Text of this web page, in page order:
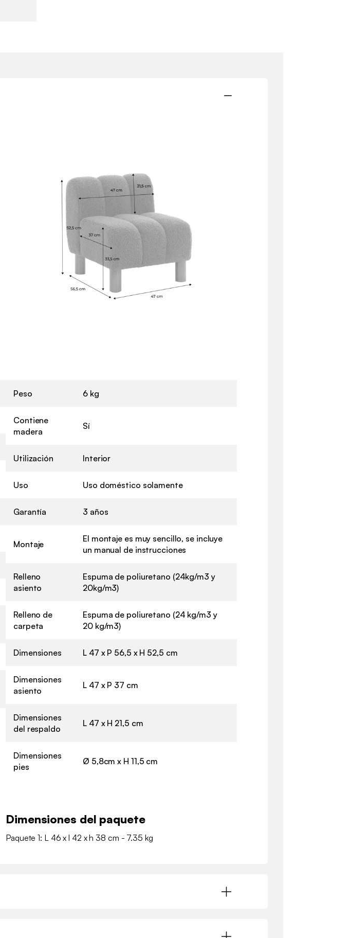
Peso 6 kg
Contiene
madera
Sí
Utilización Interior
Uso Uso doméstico solamente
Garantía 3 años
Montaje
El montaje es muy sencillo, se incluye
un manual de instrucciones
Relleno
asiento
Espuma de poliuretano (24kg/m3 y
20kg/m3)
Relleno de
carpeta
Espuma de poliuretano (24 kg/m3 y
20 kg/m3)
Dimensiones L 47 x P 56,5 x H 52,5 cm
Dimensiones
asiento
L 47 x P 37 cm
Dimensiones
del respaldo
L 47 x H 21,5 cm
Dimensiones
pies
Ø 5,8cm x H 11,5 cm
Dimensiones del paquete
Paquete 1: L 46 x l 42 x h 38 cm - 7.35 kg